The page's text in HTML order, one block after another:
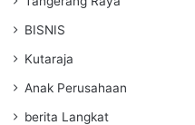
BISNIS
Kutaraja
Anak Perusahaan
berita Langkat